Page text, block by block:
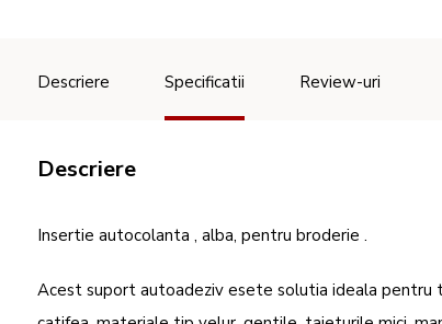
Descriere Specificatii Review-uri
Descriere
Insertie autocolanta , alba, pentru broderie .
Acest suport autoadeziv esete solutia ideala pentru